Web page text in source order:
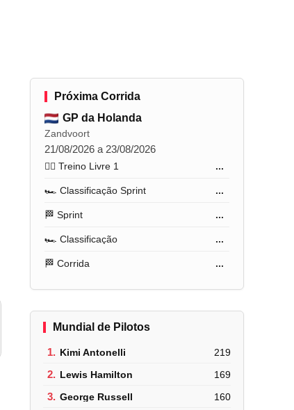
Próxima Corrida
GP da Holanda
Zandvoort
21/08/2026 a 23/08/2026
🏋️‍♂️ Treino Livre 1 ...
🏎️ Classificação Sprint ...
🏁 Sprint ...
🏎️ Classificação ...
🏁 Corrida ...
Mundial de Pilotos
1. Kimi Antonelli 219
2. Lewis Hamilton 169
3. George Russell 160